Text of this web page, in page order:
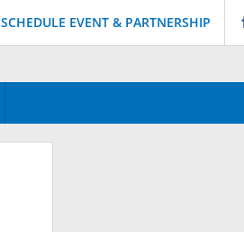
SCHEDULE EVENT & PARTNERSHIP